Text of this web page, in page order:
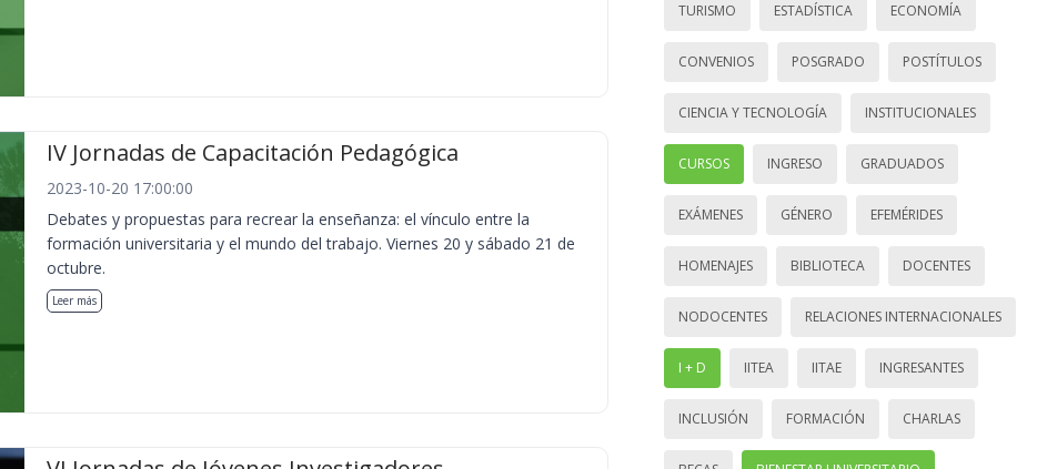
IV Jornadas de Capacitación Pedagógica
2023-10-20 17:00:00
Debates y propuestas para recrear la enseñanza: el vínculo entre la
formación universitaria y el mundo del trabajo. Viernes 20 y sábado 21 de
octubre.
Leer más
TURISMO ESTADÍSTICA ECONOMÍA
CONVENIOS POSGRADO POSTÍTULOS
CIENCIA Y TECNOLOGÍA INSTITUCIONALES
CURSOS INGRESO GRADUADOS
EXÁMENES GÉNERO EFEMÉRIDES
HOMENAJES BIBLIOTECA DOCENTES
NODOCENTES RELACIONES INTERNACIONALES
I + D IITEA IITAE INGRESANTES
INCLUSIÓN FORMACIÓN CHARLAS